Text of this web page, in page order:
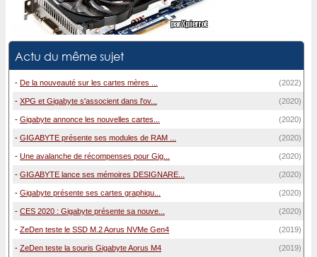
Actu du même sujet
- De la nouveauté sur les cartes mères ... (2022)
- XPG et Gigabyte s'associent dans l'ov... (2020)
- Gigabyte annonce les nouvelles cartes... (2020)
- GIGABYTE présente ses modules de RAM ... (2020)
- Une avalanche de récompenses pour Gig... (2020)
- GIGABYTE lance ses mémoires DESIGNARE... (2020)
- Gigabyte présente ses cartes graphiqu... (2020)
- CES 2020 : Gigabyte présente sa nouve... (2020)
- ZeDen teste le SSD M.2 Aorus NVMe Gen4 (2019)
- ZeDen teste la souris Gigabyte Aorus M4 (2019)